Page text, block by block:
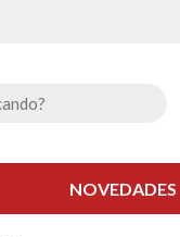
NOVEDADES